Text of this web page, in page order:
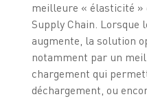
meilleure « élasticité »
Supply Chain. Lorsque
augmente, la solution
notamment par un
chargement qui
déchargement, ou